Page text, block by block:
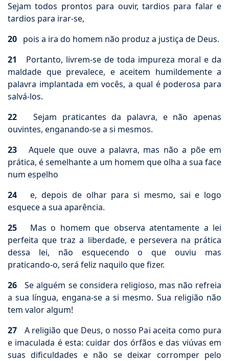
Sejam todos prontos para ouvir, tardios para falar e
tardios para irar-se,
20 pois a ira do homem não produz a justiça de Deus.
21 Portanto, livrem-se de toda impureza moral e da
maldade que prevalece, e aceitem humildemente a
palavra implantada em vocês, a qual é poderosa para
salvá-los.
22 Sejam praticantes da palavra, e não apenas
ouvintes, enganando-se a si mesmos.
23 Aquele que ouve a palavra, mas não a põe em
prática, é semelhante a um homem que olha a sua face
num espelho
24 e, depois de olhar para si mesmo, sai e logo
esquece a sua aparência.
25 Mas o homem que observa atentamente a lei
perfeita que traz a liberdade, e persevera na prática
dessa lei, não esquecendo o que ouviu mas
praticando-o, será feliz naquilo que fizer.
26 Se alguém se considera religioso, mas não refreia
a sua língua, engana-se a si mesmo. Sua religião não
tem valor algum!
27 A religião que Deus, o nosso Pai aceita como pura
e imaculada é esta: cuidar dos órfãos e das viúvas em
suas dificuldades e não se deixar corromper pelo